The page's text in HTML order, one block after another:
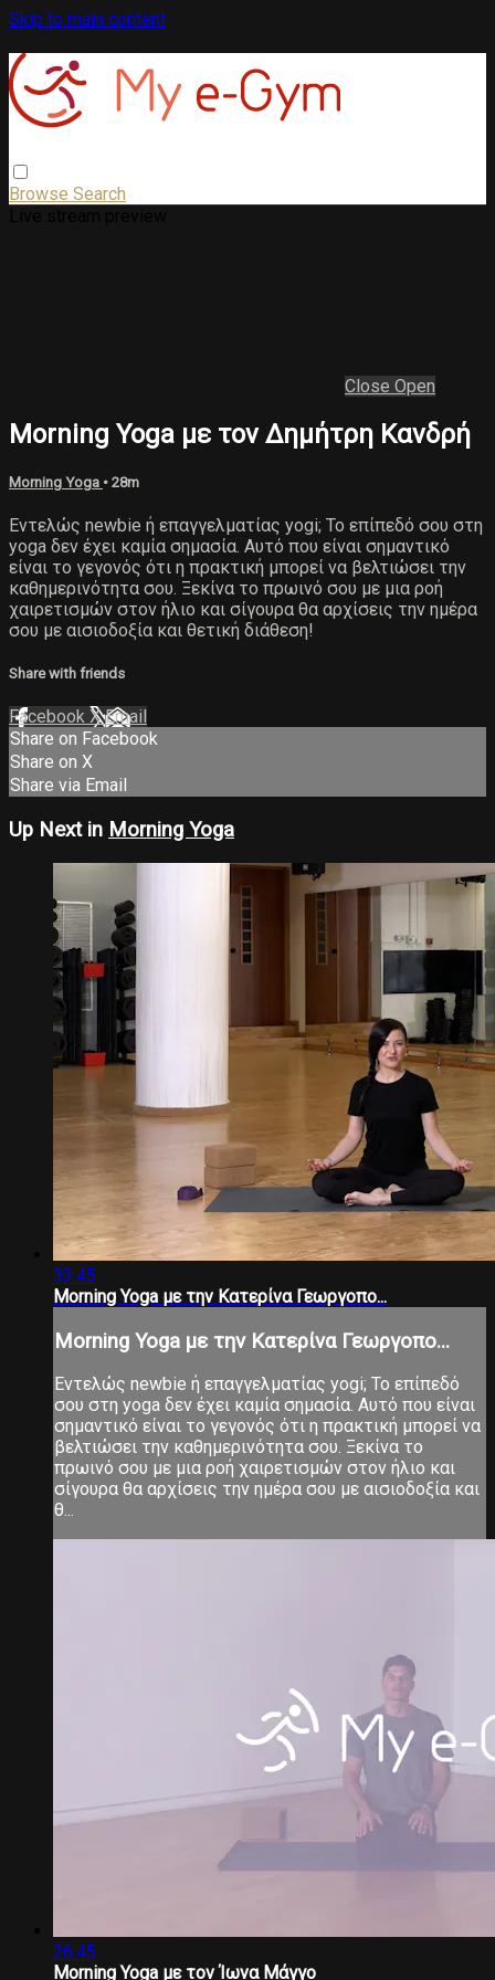
Skip to main content
Browse Search
Close Open
Morning Yoga με τον Δημήτρη Κανδρή
Morning Yoga • 28m
Εντελώς newbie ή επαγγελματίας yogi; Το επίπεδό σου στη
yoga δεν έχει καμία σημασία. Αυτό που είναι σημαντικό
είναι το γεγονός ότι η πρακτική μπορεί να βελτιώσει την
καθημερινότητα σου. Ξεκίνα το πρωινό σου με μια ροή
χαιρετισμών στον ήλιο και σίγουρα θα αρχίσεις την ημέρα
σου με αισιοδοξία και θετική διάθεση!
Share with friends
Facebook XEmail
Share on Facebook
Share on X
Share via Email
Up Next in Morning Yoga
33:45
Morning Yoga με την Κατερίνα Γεωργοπο...
Morning Yoga με την Κατερίνα Γεωργοπο...
Εντελώς newbie ή επαγγελματίας yogi; Το επίπεδό
σου στη yoga δεν έχει καμία σημασία. Αυτό που είναι
σημαντικό είναι το γεγονός ότι η πρακτική μπορεί να
βελτιώσει την καθημερινότητα σου. Ξεκίνα το
πρωινό σου με μια ροή χαιρετισμών στον ήλιο και
σίγουρα θα αρχίσεις την ημέρα σου με αισιοδοξία και
θ...
26:45
Morning Yoga με τον Ίωνα Μάγγο